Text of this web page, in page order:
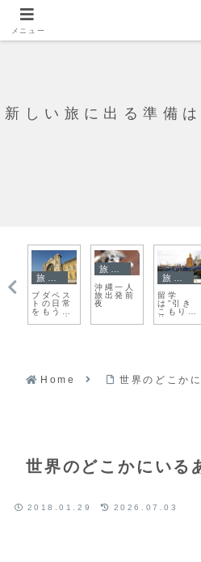
新しい旅に出る準備
旅日記
沖縄一人
旅出発前
夜
旅日記
留学
は”引き
旅日記
めげずに
レストラ
ン・ポラ
コウスキ
に再トラ
Home 世界のどこか
世界のどこかにいる
2018.01.29 2026.07.03
メニュー